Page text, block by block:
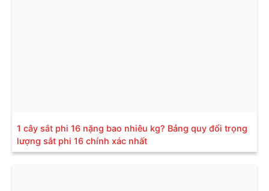
1 cây sắt phi 16 nặng bao nhiêu kg? Bảng quy đổi trọng
lượng sắt phi 16 chính xác nhất